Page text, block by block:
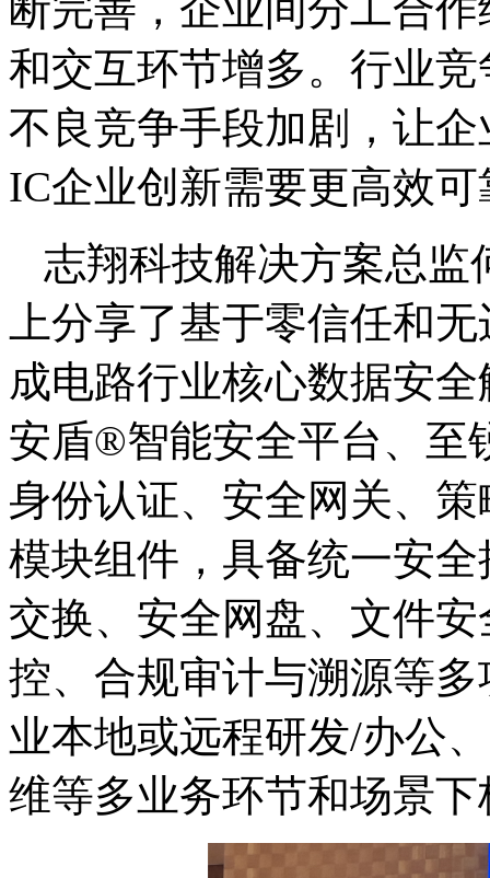
和交互环节增多。行业
不良竞争手段加剧，让
IC企业创新需要更高效
志翔科技解决方案总监
上分享了基于零信任和
成电路行业核心数据安
安盾®智能安全平台、至
身份认证、安全网关、
模块组件，具备统一安
交换、安全网盘、文件
控、合规审计与溯源等
业本地或远程研发/办公
维等多业务环节和场景